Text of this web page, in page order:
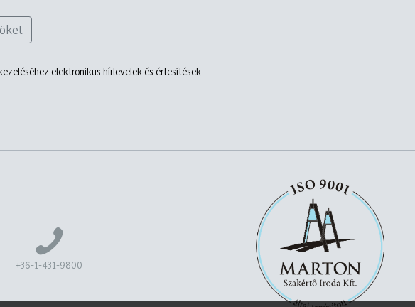
elektronikus hírlevelek és értesítések
+36-1-431-9800